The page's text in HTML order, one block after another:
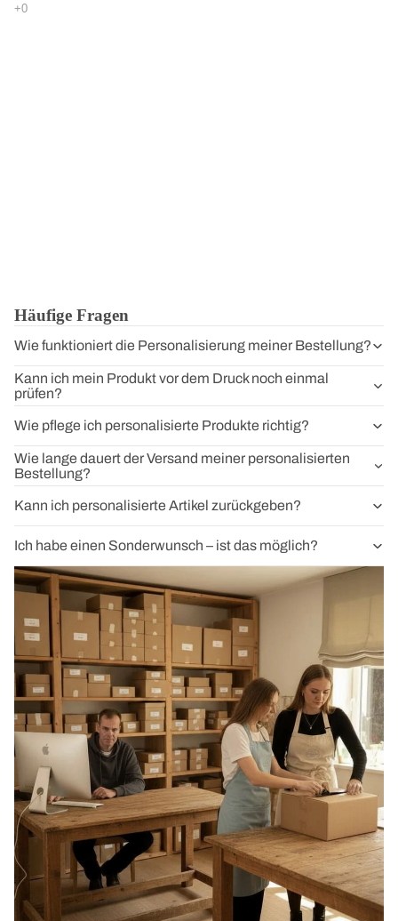
Häufige Fragen
Wie funktioniert die Personalisierung meiner Bestellung?
Kann ich mein Produkt vor dem Druck noch einmal
prüfen?
Wie pflege ich personalisierte Produkte richtig?
Wie lange dauert der Versand meiner personalisierten
Bestellung?
Kann ich personalisierte Artikel zurückgeben?
Ich habe einen Sonderwunsch – ist das möglich?